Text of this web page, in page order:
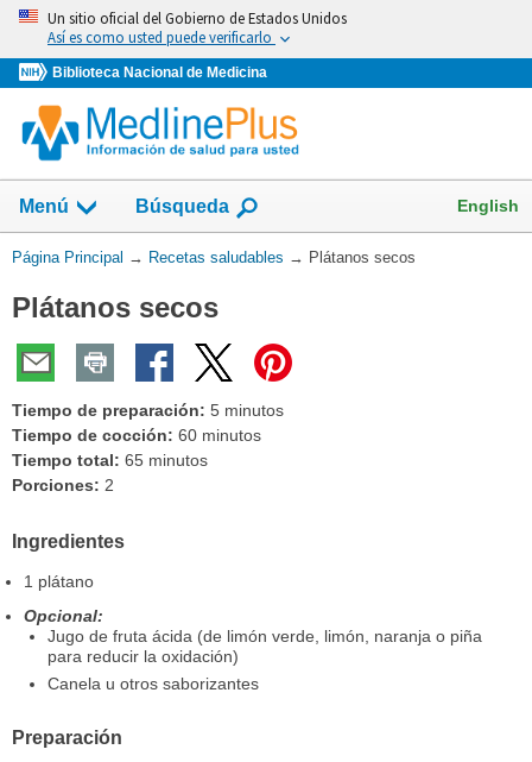
Omita
vaya
al
Contenido
Un sitio oficial del Gobierno de Estados Unidos
Así es como usted puede verificarlo
Biblioteca Nacional de Medicina
Menú
Mostrar
campo
de
Búsqueda English
Usted
aquí:
Página Principal → Recetas saludables → Plátanos secos
Plátanos secos
Tiempo de preparación: 5 minutos
Tiempo de cocción: 60 minutos
Tiempo total: 65 minutos
Porciones: 2
Ingredientes
1 plátano
Opcional:
Jugo de fruta ácida (de limón verde, limón, naranja o piña
para reducir la oxidación)
Canela u otros saborizantes
Preparación